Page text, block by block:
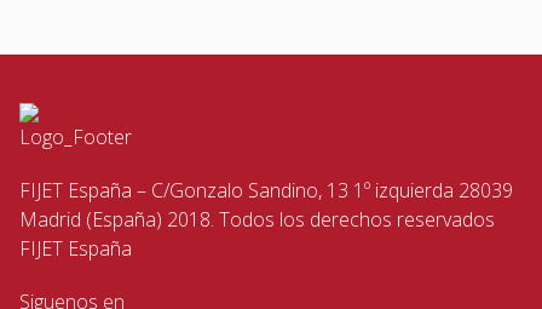
FIJET España – C/Gonzalo Sandino, 13 1º izquierda 28039
Madrid (España) 2018. Todos los derechos reservados
FIJET España
Siguenos en